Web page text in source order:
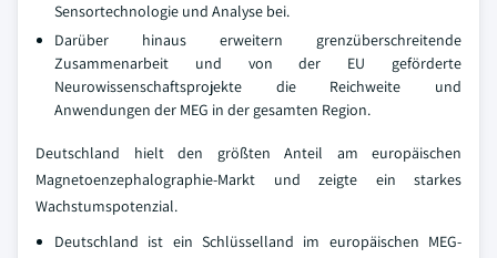
Sensortechnologie und Analyse bei.
Darüber hinaus erweitern grenzüberschreitende
Zusammenarbeit und von der EU geförderte
Neurowissenschaftsprojekte die Reichweite und
Anwendungen der MEG in der gesamten Region.
Deutschland hielt den größten Anteil am europäischen
Magnetoenzephalographie-Markt und zeigte ein starkes
Wachstumspotenzial.
Deutschland ist ein Schlüsselland im europäischen MEG-